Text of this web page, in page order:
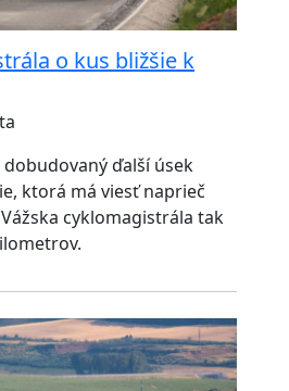
o kus bližšie k
ďalší úsek
ktorá má viesť naprieč
cyklomagistrála tak